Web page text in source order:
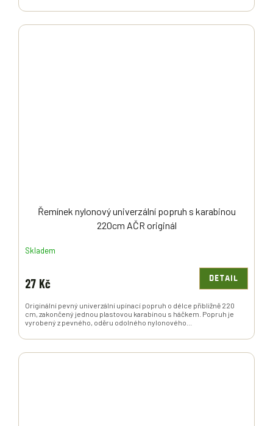
Řemínek nylonový univerzální popruh s karabinou
220cm AČR originál
Skladem
27 Kč DETAIL
Originální pevný univerzální upínací popruh o délce přibližně 220
cm, zakončený jednou plastovou karabinou s háčkem. Popruh je
vyrobený z pevného, oděru odolného nylonového...